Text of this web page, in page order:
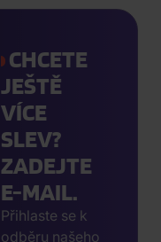
CHCETE
JEŠTĚ
VÍCE
SLEV?
ZADEJTE
E-MAIL.
Přihlaste se k
odběru našeho